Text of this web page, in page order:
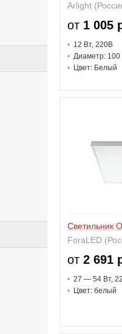
Arlight
от 1 005
12 Вт, 220В
Диаметр:
Цвет: Белый
Светильник
ForaLED
от 2 691
27 — 54 Вт,
Цвет: белый